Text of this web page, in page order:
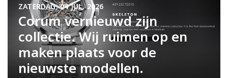
Corum vernieuwd zijn
collectie. Wij ruimen op en
maken plaats voor de
nieuwste modellen.
ZATERDAG, 04 JUL. 2026